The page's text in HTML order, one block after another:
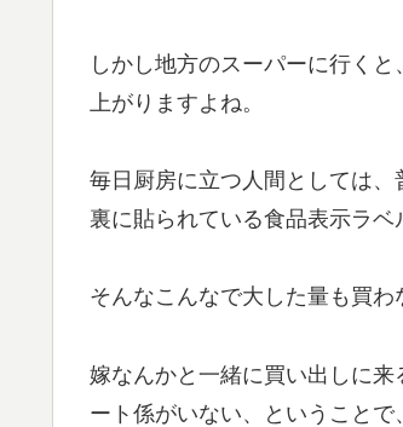
しかし地方のスーパーに行く
上がりますよね。
毎日厨房に立つ人間としては、
裏に貼られている食品表示ラベ
そんなこんなで大した量も買わ
嫁なんかと一緒に買い出しに
ート係がいない、ということで